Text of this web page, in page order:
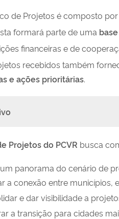
de Projetos é composto
formará parte de uma
financeiras e de
recebidos também
e ações prioritárias.
Projetos do PCVR busca
panorama do cenário de
a conexão entre municípios,
e dar visibilidade a
a transição para cidades